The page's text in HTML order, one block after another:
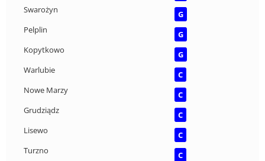
Swarożyn
G
Pelplin
G
Kopytkowo
G
Warlubie
C
Nowe Marzy
C
Grudziądz
C
Lisewo
C
Turzno
C